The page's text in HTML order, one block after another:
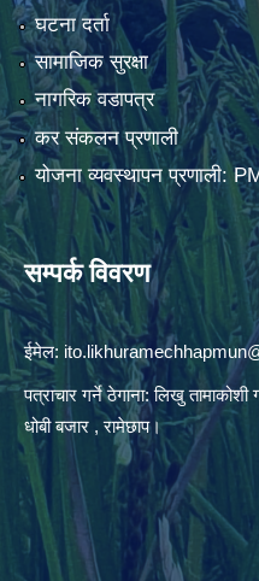
घटना दर्ता
सामाजिक सुरक्षा
नागरिक वडापत्र
कर संकलन प्रणाली
योजना व्यवस्थापन प्रणाली:
सम्पर्क विवरण
ईमेल:
पत्राचार गर्ने ठेगाना: लिखु तामाकोशी
धोबी बजार , रामेछाप।